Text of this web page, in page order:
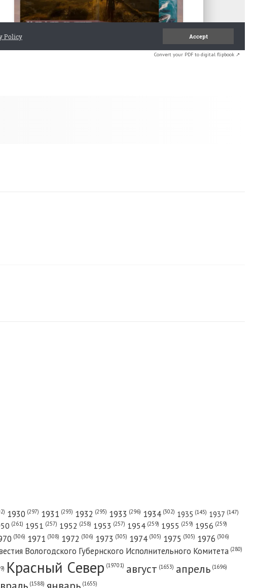
Convert your PDF to digital flipbook ↗
1930 (297) 1931 (293) 1932 (295) 1933 (296) 1934 (302) 1935 (145) 1937 (147)
(261) 1951 (257) 1952 (258) 1953 (257) 1954 (259) 1955 (259) 1956 (259)
(306) 1971 (308) 1972 (306) 1973 (305) 1974 (305) 1975 (305) 1976 (306)
Вологодского Губернского Исполнительного Комитета (280)
Красный Cевер (19701) август (1653) апрель (1696)
(1588) (1655)